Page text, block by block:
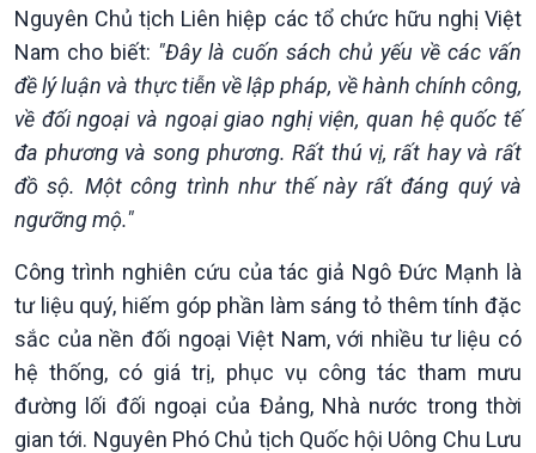
Tin Văn hoá & Du lịch
Chát với người nổi tiếng
Câu chuyện Thể thao
Ảnh
Video
Infographic
E-Magazine
Nguyên Chủ tịch Liên hiệp các tổ chức hữu nghị Việt
Nam cho biết: "Đây là cuốn sách chủ yếu về các vấn
đề lý luận và thực tiễn về lập pháp, về hành chính công,
về đối ngoại và ngoại giao nghị viện, quan hệ quốc tế
đa phương và song phương. Rất thú vị, rất hay và rất
đồ sộ. Một công trình như thế này rất đáng quý và
ngưỡng mộ."
Công trình nghiên cứu của tác giả Ngô Đức Mạnh là
tư liệu quý, hiếm góp phần làm sáng tỏ thêm tính đặc
sắc của nền đối ngoại Việt Nam, với nhiều tư liệu có
hệ thống, có giá trị, phục vụ công tác tham mưu
đường lối đối ngoại của Đảng, Nhà nước trong thời
gian tới. Nguyên Phó Chủ tịch Quốc hội Uông Chu Lưu